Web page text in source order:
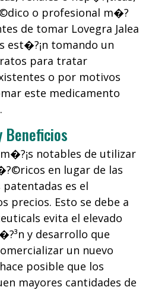
o profesional m�?
de tomar Lovegra Jalea
est�?¡n tomando un
para tratar
o por motivos
este medicamento
notables de utilizar
en lugar de las
patentadas es el
precios. Esto se debe a
evita el elevado
y desarrollo que
un nuevo
posible que los
mayores cantidades de